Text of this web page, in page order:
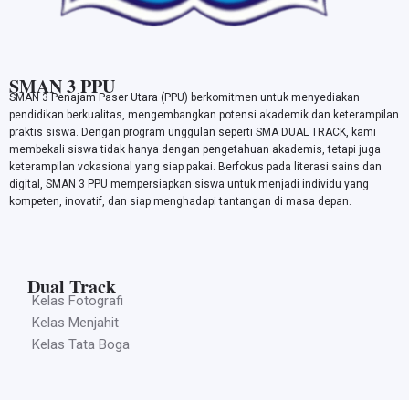
SMAN 3 PPU
SMAN 3 Penajam Paser Utara (PPU) berkomitmen untuk menyediakan
pendidikan berkualitas, mengembangkan potensi akademik dan keterampilan
praktis siswa. Dengan program unggulan seperti SMA DUAL TRACK, kami
membekali siswa tidak hanya dengan pengetahuan akademis, tetapi juga
keterampilan vokasional yang siap pakai. Berfokus pada literasi sains dan
digital, SMAN 3 PPU mempersiapkan siswa untuk menjadi individu yang
kompeten, inovatif, dan siap menghadapi tantangan di masa depan.
Dual Track
Kelas Fotografi
Kelas Menjahit
Kelas Tata Boga